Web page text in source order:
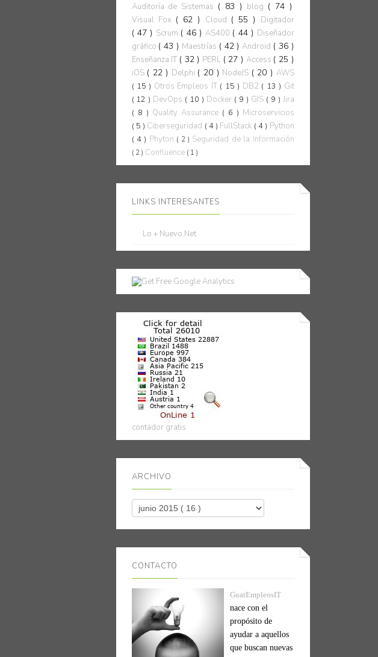
Auditoría de Sistemas ( 83 ) blog ( 74 )
Visual Fox ( 62 ) Cloud ( 55 ) Digitador
( 47 ) Scrum ( 46 ) AS400 ( 44 ) Diseñador
gráfico ( 43 ) Maestrías ( 42 )Android ( 36 )
Enseñanza IT ( 32 ) PERL ( 27 ) Access ( 25 )
iOS ( 22 ) Delphi ( 20 ) NodeJS ( 20 ) AWS
( 15 ) Otros Empleos IT ( 15 ) DB2 ( 13 ) Git
( 12 ) DevOps ( 10 ) Docker ( 9 ) GIS ( 9 ) Jira
( 8 ) Quality Assurance ( 6 ) Microservicios
( 5 ) Ciberseguridad ( 4 ) FullStack ( 4 ) Python
( 4 ) Phyton ( 2 ) Seguridad de la Información
( 2 ) Confluence ( 1 )
LINKS INTERESANTES
Lo + Nuevo.Net
contador gratis
ARCHIVO
CONTACTO
GuatEmpleosIT
nace con el
propósito de
ayudar a aquellos
que buscan nuevas